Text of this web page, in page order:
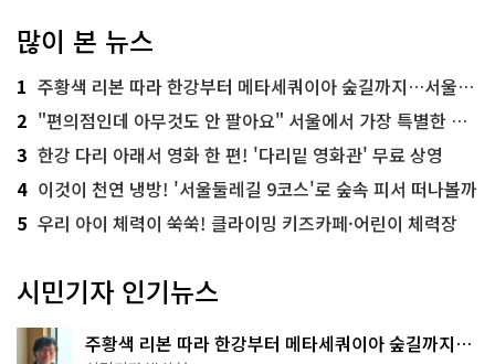
많이 본 뉴스
1 주황색 리본 따라 한강부터 메타세쿼이아 숲길까지…서울둘레길 15코스
2 "편의점인데 아무것도 안 팔아요" 서울에서 가장 특별한 편의점의 정체
3 한강 다리 아래서 영화 한 편! '다리밑 영화관' 무료 상영
4 이것이 천연 냉방! '서울둘레길 9코스'로 숲속 피서 떠나볼까
5 우리 아이 체력이 쑥쑥! 클라이밍 키즈카페·어린이 체력장
시민기자 인기뉴스
주황색 리본 따라 한강부터 메타세쿼이아 숲길까지…